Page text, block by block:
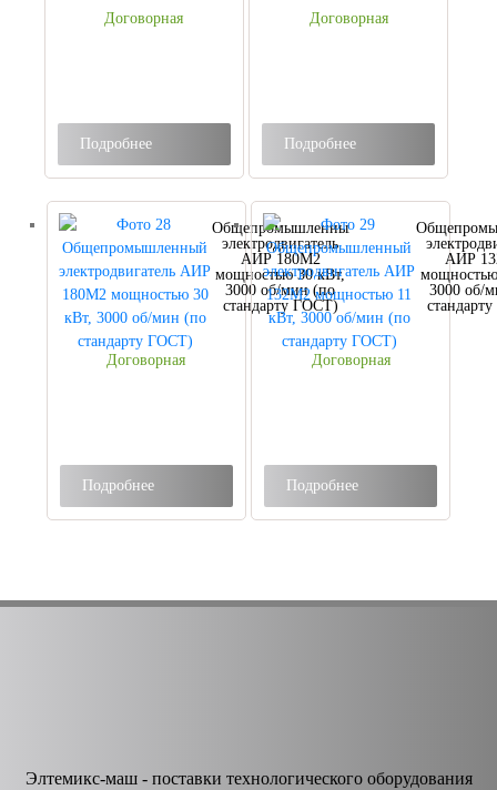
Договорная
Подробнее
Договорная
Подробнее
Общепромышленный
электродвигатель
АИР 180М2
мощностью 30 кВт,
3000 об/мин (по
стандарту ГОСТ)
Договорная
Подробнее
АИР
3000 об/
Договорная
Подробнее
Элтемикс-маш - поставки технологического оборудования